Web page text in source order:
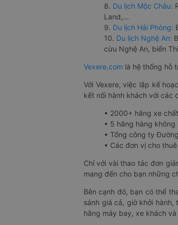
8. Du lịch Mộc Châu:
Land,...
9. Du lịch Hải Phòng:
10. Du lịch Nghệ An:
cừu Nghệ An, biển
Vexere.com là hệ thống hỗ
Với Vexere, việc lập kế
kết nối hành khách với các
• 2000+ hãng xe
• 5 hãng hàng không
• Tổng công ty
• Các đơn vị cho
Chỉ với vài thao tác đơn
mang đến cho bạn những
Bên cạnh đó, bạn có thể
sánh giá cả, giờ khởi
hãng máy bay, xe khách